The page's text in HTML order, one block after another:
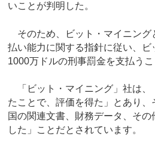
いことが判明した。
そのため、ビット・マイニング
払い能力に関する指針に従い、
1000万ドルの刑事罰金を支払うこ
「ビット・マイニング」社は、
たことで、評価を得た」とあり
国の関連文書、財務データ、そ
した」ことだとされています。